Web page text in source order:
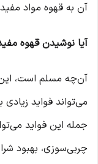
آن به قهوه مواد
آیا نوشیدن قهوه
آن‌چه مسلم است،
می‌تواند فواید زیادی
جمله این فواید
چربی‌سوزی، بهبود